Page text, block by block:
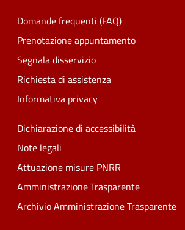
Domande frequenti (FAQ)
Prenotazione appuntamento
Segnala disservizio
Richiesta di assistenza
Informativa privacy
Dichiarazione di accessibilità
Note legali
Attuazione misure PNRR
Amministrazione Trasparente
Archivio Amministrazione Trasparente